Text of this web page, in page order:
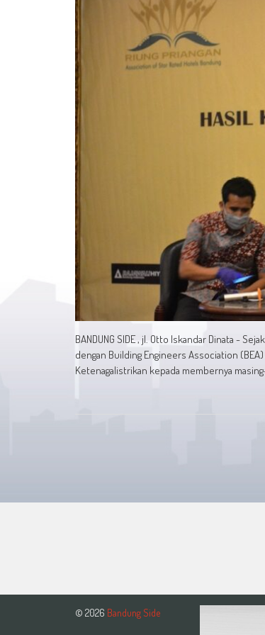
BANDUNG SIDE , jl. Otto Iskandar Dinata -
dengan Building Engineers Association
Ketenagalistrikan kepada membernya
© 2026 Bandung Side